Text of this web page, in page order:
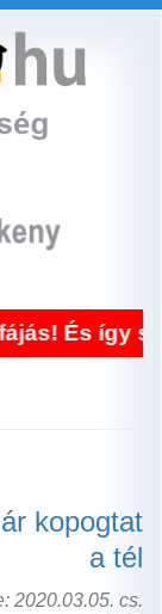
És így
kopogtat
a tél
2020.03.05. cs.